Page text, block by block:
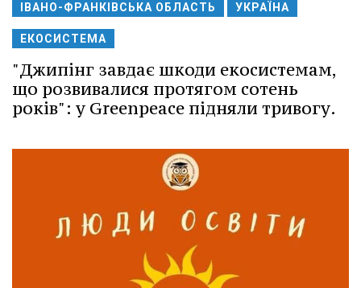
ІВАНО-ФРАНКІВСЬКА ОБЛАСТЬ УКРАЇНА
ЕКОСИСТЕМА
"Джипінг завдає шкоди екосистемам,
що розвивалися протягом сотень
років": у Greenpeace підняли тривогу.